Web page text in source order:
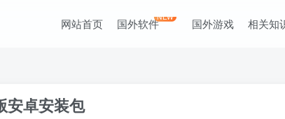
网站首页 国外软件NEW 国外游戏 相关知
安卓安装包